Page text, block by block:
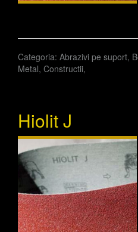
Categoria: Abrazivi pe suport,
Metal, Constructii,
Hiolit J